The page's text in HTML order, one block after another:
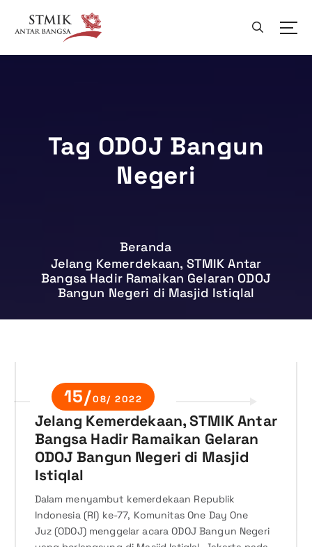
a
Tag ODOJ Bangun
Negeri
Beranda
Jelang Kemerdekaan, STMIK Antar
Bangsa Hadir Ramaikan Gelaran ODOJ
Bangun Negeri di Masjid Istiqlal
15/08/ 2022
Jelang Kemerdekaan, STMIK Antar
Bangsa Hadir Ramaikan Gelaran
ODOJ Bangun Negeri di Masjid
Istiqlal
Dalam menyambut kemerdekaan Republik
Indonesia (RI) ke-77, Komunitas One Day One
Juz (ODOJ) menggelar acara ODOJ Bangun Negeri